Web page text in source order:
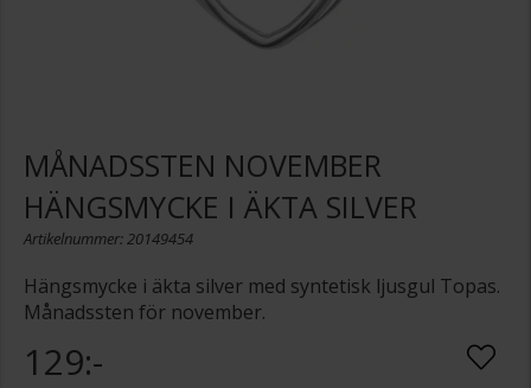
MÅNADSSTEN NOVEMBER
HÄNGSMYCKE I ÄKTA SILVER
Artikelnummer: 20149454
Hängsmycke i äkta silver med syntetisk ljusgul Topas.
Månadssten för november.
129:-